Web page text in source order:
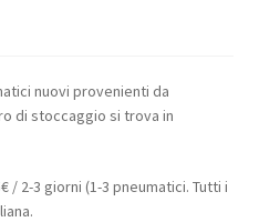
nuovi provenienti da
di stoccaggio si trova in
/ 2-3 giorni (1-3 pneumatici. Tutti i